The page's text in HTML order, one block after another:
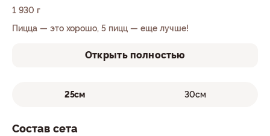
1 930 г
Пицца — это хорошо, 5 пицц — еще лучше!
Открыть полностью
25см 30см
Состав сета